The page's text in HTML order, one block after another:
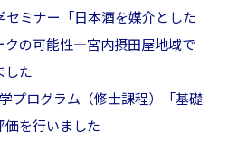
ミナー「日本酒を媒介とした
クの可能性―宮内摂田屋地域で
した
プログラム（修士課程）「基礎
価を行いました